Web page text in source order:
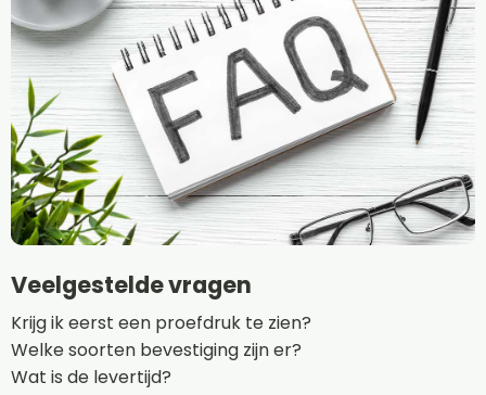
Veelgestelde vragen
Krijg ik eerst een proefdruk te zien?
Welke soorten bevestiging zijn er?
Wat is de levertijd?